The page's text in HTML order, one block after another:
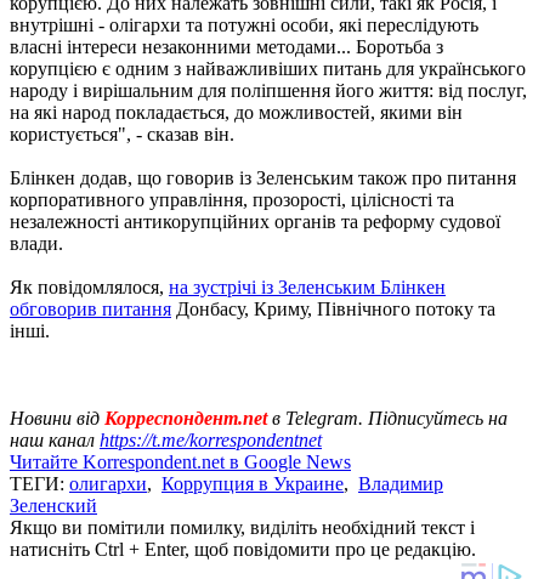
внутрішні - олігархи та потужні особи, які переслідують
власні інтереси незаконними методами... Боротьба з
корупцією є одним з найважливіших питань для українського
народу і вирішальним для поліпшення його життя: від послуг,
на які народ покладається, до можливостей, якими він
користується", - сказав він.
Блінкен додав, що говорив із Зеленським також про питання
корпоративного управління, прозорості, цілісності та
незалежності антикорупційних органів та реформу судової
влади.
Як повідомлялося, на зустрічі із Зеленським Блінкен
обговорив питання Донбасу, Криму, Північного потоку та
інші.
Новини від Корреспондент.netв Telegram. Підписуйтесь на
наш канал https://t.me/korrespondentnet
Читайте Korrespondent.net в Google News
ТЕГИ: олигархи, Коррупция в Украине, Владимир
Зеленский
Якщо ви помітили помилку, виділіть необхідний текст і
натисніть Ctrl + Enter, щоб повідомити про це редакцію.